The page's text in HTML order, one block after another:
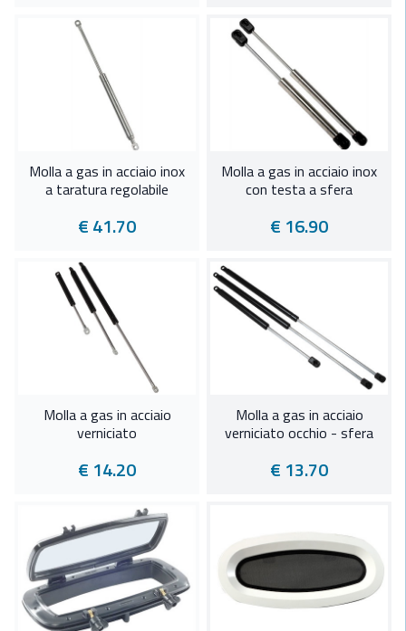
Molla a gas in acciaio inox
a taratura regolabile
€ 41.70
Molla a gas in acciaio inox
con testa a sfera
€ 16.90
Molla a gas in acciaio
verniciato
€ 14.20
Molla a gas in acciaio
verniciato occhio - sfera
€ 13.70